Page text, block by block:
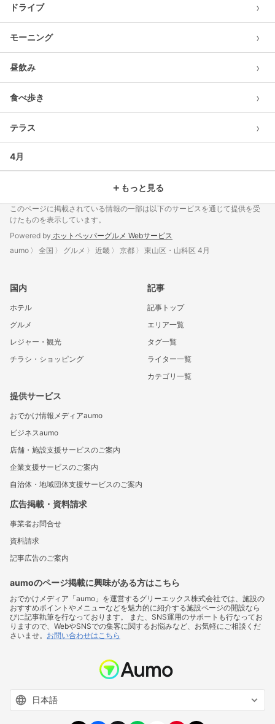
ドライブ ›
モーニング ›
昼飲み ›
食べ歩き ›
テラス ›
4月
＋ もっと見る
このページに掲載されている情報の一部は以下のサービスを通じて提供を受
けたものを表示しています。
Powered by ホットペッパーグルメ Webサービス
aumo
全国 グルメ 近畿 京都 東山区・山科区 4月
国内
ホテル
グルメ
レジャー・観光
チラシ・ショッピング
記事
記事トップ
エリア一覧
タグ一覧
ライター一覧
カテゴリ一覧
提供サービス
おでかけ情報メディアaumo
ビジネスaumo
店舗・施設支援サービスのご案内
企業支援サービスのご案内
自治体・地域団体支援サービスのご案内
広告掲載・資料請求
事業者お問合せ
資料請求
記事広告のご案内
aumoのページ掲載に興味がある方はこちら
おでかけメディア「aumo」を運営するグリーエックス株式会社では、施設の
おすすめポイントやメニューなどを魅力的に紹介する施設ページの開設なら
びに記事執筆を行なっております。 また、SNS運用のサポートも行なってお
りますので、WebやSNSでの集客に関するお悩みなど、お気軽にご相談くだ
さいませ。 お問い合わせはこちら